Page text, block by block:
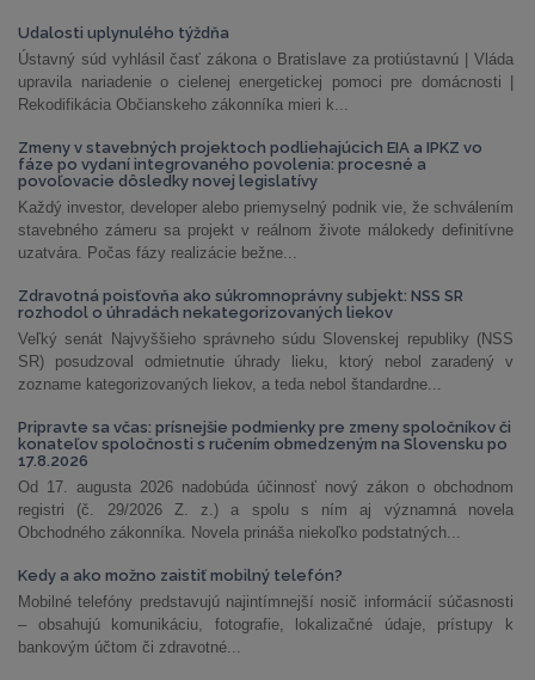
Udalosti uplynulého týždňa
Ústavný súd vyhlásil časť zákona o Bratislave za protiústavnú | Vláda
upravila nariadenie o cielenej energetickej pomoci pre domácnosti |
Rekodifikácia Občianskeho zákonníka mieri k...
Zmeny v stavebných projektoch podliehajúcich EIA a IPKZ vo
fáze po vydaní integrovaného povolenia: procesné a
povoľovacie dôsledky novej legislatívy
Každý investor, developer alebo priemyselný podnik vie, že schválením
stavebného zámeru sa projekt v reálnom živote málokedy definitívne
uzatvára. Počas fázy realizácie bežne...
Zdravotná poisťovňa ako súkromnoprávny subjekt: NSS SR
rozhodol o úhradách nekategorizovaných liekov
Veľký senát Najvyššieho správneho súdu Slovenskej republiky (NSS
SR) posudzoval odmietnutie úhrady lieku, ktorý nebol zaradený v
zozname kategorizovaných liekov, a teda nebol štandardne...
Pripravte sa včas: prísnejšie podmienky pre zmeny spoločníkov či
konateľov spoločnosti s ručením obmedzeným na Slovensku po
17.8.2026
Od 17. augusta 2026 nadobúda účinnosť nový zákon o obchodnom
registri (č. 29/2026 Z. z.) a spolu s ním aj významná novela
Obchodného zákonníka. Novela prináša niekoľko podstatných...
Kedy a ako možno zaistiť mobilný telefón?
Mobilné telefóny predstavujú najintímnejší nosič informácií súčasnosti
– obsahujú komunikáciu, fotografie, lokalizačné údaje, prístupy k
bankovým účtom či zdravotné...